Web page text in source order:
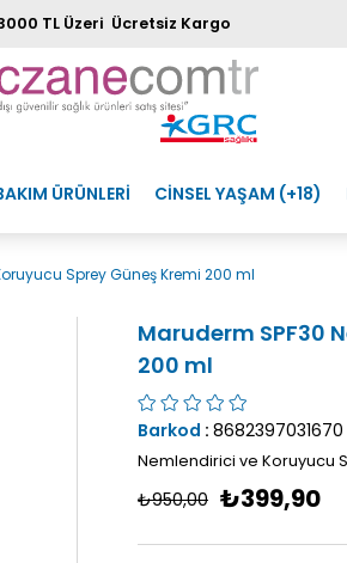
TL Üzeri Ücretsiz Kargo
ÜRÜNLERİ CİNSEL YAŞAM (+18)
Sprey Güneş Kremi 200 ml
Maruderm SPF30
200 ml
Barkod : 8682397031670
Nemlendirici ve Koruyucu
₺950,00 ₺399,90